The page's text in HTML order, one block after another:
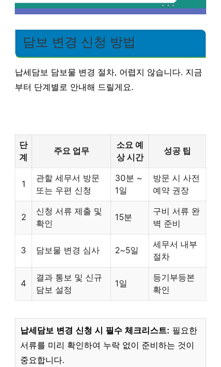
담보 변경 신청 방법
납세담보 담보물 변경 절차, 어렵지 않습니다. 지금
부터 단계별로 안내해 드릴게요.
단
계
주요 업무
소요 예
상 시간
성공 팁
1
관할 세무서 방문
또는 우편 신청
30분 ~
1일
방문 시 사전
예약 권장
2
신청 서류 제출 및
확인
15분
구비 서류 완
벽 준비
3 담보물 변경 심사 2~5일
세무서 내부
절차
4
결과 통보 및 신규
담보 설정
1일
등기부등본
확인
납세담보 변경 신청 시 필수 체크리스트: 필요한
서류를 미리 확인하여 누락 없이 준비하는 것이
중요합니다.